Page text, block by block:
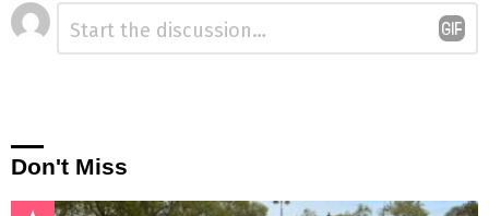
Laisser
un
commentaire
Don't Miss